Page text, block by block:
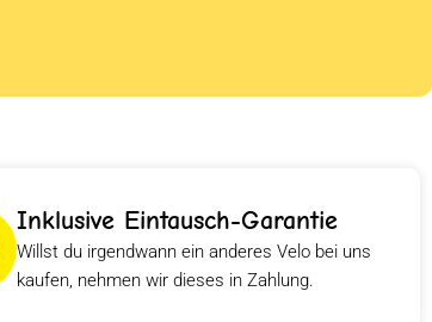
Inklusive Eintausch-Garantie
Willst du irgendwann ein anderes Velo bei uns
kaufen, nehmen wir dieses in Zahlung.